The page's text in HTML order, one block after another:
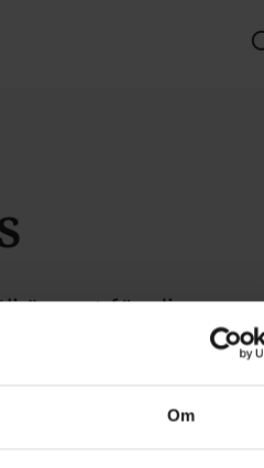
Om
ämnet för din